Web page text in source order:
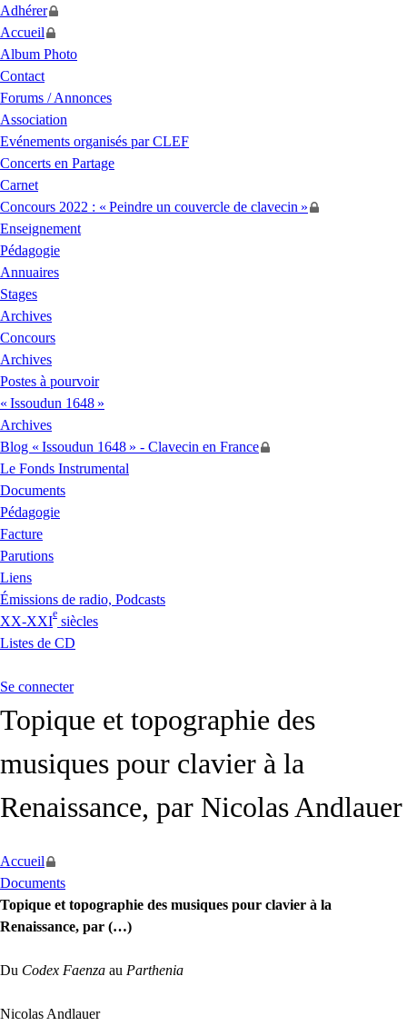
Adhérer
Accueil
Album Photo
Contact
Forums / Annonces
Association
Evénements organisés parCLEF
Concerts en Partage
Carnet
Concours 2022 : « Peindre un couvercle de clavecin »
Enseignement
Pédagogie
Annuaires
Stages
Archives
Concours
Archives
Postes à pourvoir
« Issoudun 1648 »
Archives
Blog « Issoudun 1648 » - Clavecin en France
Le Fonds Instrumental
Documents
Pédagogie
Facture
Parutions
Liens
Émissions de radio, Podcasts
XX-XXI
e
siècles
Listes de CD
Se connecter
Topique et topographie des
musiques pour clavier à la
Renaissance, par Nicolas Andlauer
Accueil
Documents
Topique et topographie des musiques pour clavier à la
Renaissance, par (…)
Du Codex Faenza au Parthenia
Nicolas Andlauer